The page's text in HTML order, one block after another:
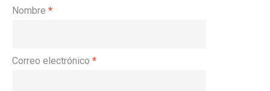
Nombre *
Correo electrónico *